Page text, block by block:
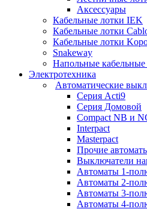
Аксессуары
Кабельные лотки IEK
Кабельные лотки
Кабельные лотки
Snakeway
Напольные
Электротехника
Автоматические
Серия Acti9
Серия Домовой
Compact NB и
Interpact
Masterpact
Прочие
Выключатели
Автоматы 1-
Автоматы 2-
Автоматы 3-
Автоматы 4-